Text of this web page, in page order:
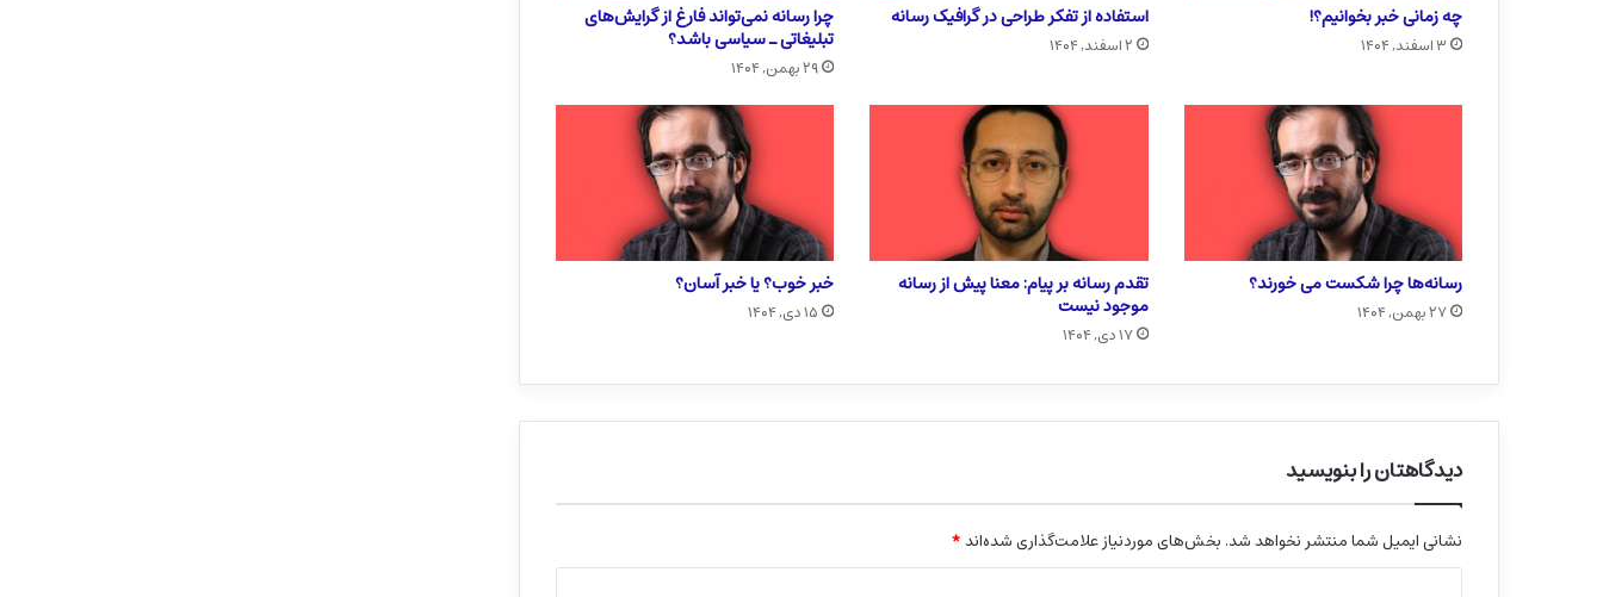
چه زمانی خبر بخوانیم؟!
۳ اسفند, ۱۴۰۴
استفاده از تفکر طراحی در گرافیک رسانه
۲ اسفند, ۱۴۰۴
چرا رسانه نمی‌تواند فارغ از گرایش‌های
تبلیغاتی ـ سیاسی باشد؟
۲۹ بهمن, ۱۴۰۴
رسانه‌ها چرا شکست می خورند؟
۲۷ بهمن, ۱۴۰۴
تقدم رسانه بر پیام: معنا پیش از رسانه
موجود نیست
۱۷ دی, ۱۴۰۴
خبر خوب؟ یا خبر آسان؟
۱۵ دی, ۱۴۰۴
دیدگاهتان را بنویسید
نشانی ایمیل شما منتشر نخواهد شد. بخش‌های موردنیاز علامت‌گذاری شده‌اند*